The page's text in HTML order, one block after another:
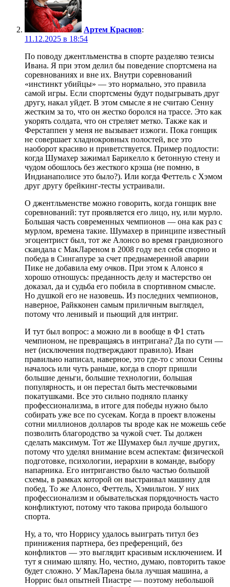
Артем Краснов:
11.12.2025 в 18:54
По поводу джентльменства в спорте разделяю тезисы
Ивана. Я при этом делил бы поведение спортсмена на
соревнованиях и вне их. Внутри соревнований
«инстинкт убийцы» — это нормально, это правила
самой игры. Если спортсмены будут подыгрывать друг
другу, накал уйдет. В этом смысле я не считаю Сенну
жестким за то, что он жестко боролся на трассе. Это как
укорять солдата, что он стреляет метко. Также как и
Ферстаппен у меня не вызывает изжоги. Пока гонщик
не совершает хладнокровных полостей, все это
наоборот красиво и приветствуется. Пример подлости:
когда Шумахер зажимал Барикелло к бетонную стену и
чудом обошлось без жесткого крэша (не помню, в
Индианаполисе это было?). Или когда Феттель с Хэмом
друг другу брейкинг-тесты устраивали.
О джентльменстве можно говорить, когда гонщик вне
соревнований: тут проявляется его лицо, ну, или мурло.
Большая часть современных чемпионов — она как раз с
мурлом, времена такие. Шумахер в принципе известный
эгоцентрист был, тот же Алонсо во время грандиозного
скандала с МакЛареном в 2008 году вел себя спорно и
победа в Сингапуре за счет преднамеренной аварии
Пике не добавила ему очков. При этом к Алонсо я
хорошо отношусь: преданность делу и мастерство он
доказал, да и судьба его побила в спортивном смысле.
Но душкой его не назовешь. Из последних чемпионов,
наверное, Райкконен самым приличным выглядел,
потому что ленивый и пьющий для интриг.
И тут был вопрос: а можно ли в вообще в Ф1 стать
чемпионом, не превращаясь в интригана? Да по сути —
нет (исключения подтверждают правило). Иван
правильно написал, наверное, это где-то с эпохи Сенны
началось или чуть раньше, когда в спорт пришли
большие деньги, большие технологии, большая
популярность, и он перестал быть местечковыми
покатушками. Все это сильно подняло планку
профессионализма, в итоге для победы нужно было
собирать уже все по сусекам. Когда в проект вложены
сотни миллионов долларов ты вроде как не можешь себе
позволить благородство за чужой счет. Ты должен
сделать максимум. Тот же Шумахер был лучше других,
потому что уделял внимание всем аспектам: физической
подготовке, психологии, иерархии в команде, выбору
напарника. Его интриганство было частью большой
схемы, в рамках которой он выстраивал машину для
побед. То же Алонсо, Феттель, Хэмильтон. У них
профессионализм и обывательская порядочность часто
конфликтуют, потому что такова природа большого
спорта.
Ну, а то, что Норрису удалось выиграть титул без
принижения партнера, без преференций, без
конфликтов — это выглядит красивым исключением. И
тут я снимаю шляпу. Но, честно, думаю, повторить такое
будет сложно. У МакЛарена была лучшая машина, а
Норрис был опытней Пиастре — поэтому небольшой